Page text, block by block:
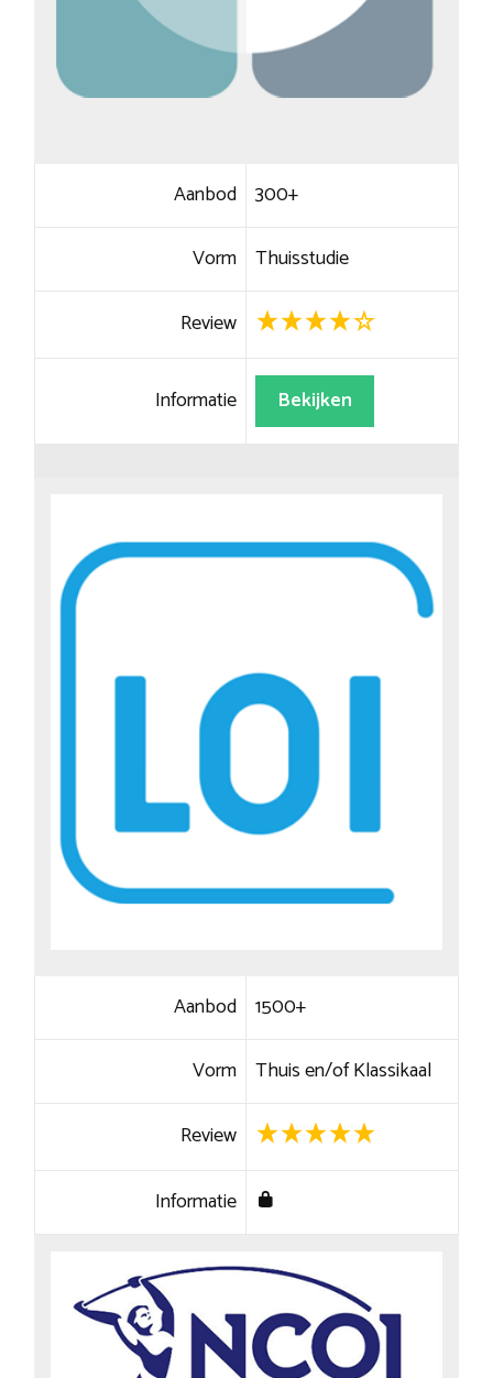
Aanbod 300+
Vorm Thuisstudie
Review
Informatie Bekijken
Aanbod 1500+
Vorm Thuis en/of Klassikaal
Review
Informatie